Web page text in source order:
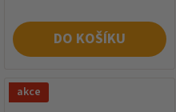
DO KOŠÍKU
akce